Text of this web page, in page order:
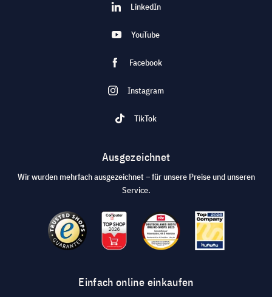
LinkedIn
YouTube
Facebook
Instagram
TikTok
Ausgezeichnet
Wir wurden mehrfach ausgezeichnet – für unsere Preise und unseren
Service.
Einfach online einkaufen